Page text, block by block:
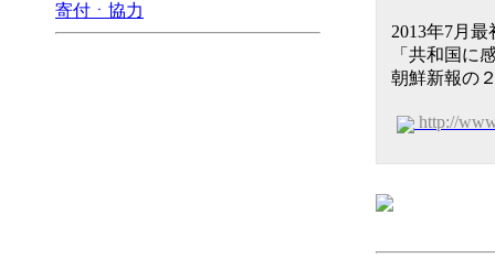
寄付ㆍ協力
2013年7月
「共和国に
朝鮮新報の
http://